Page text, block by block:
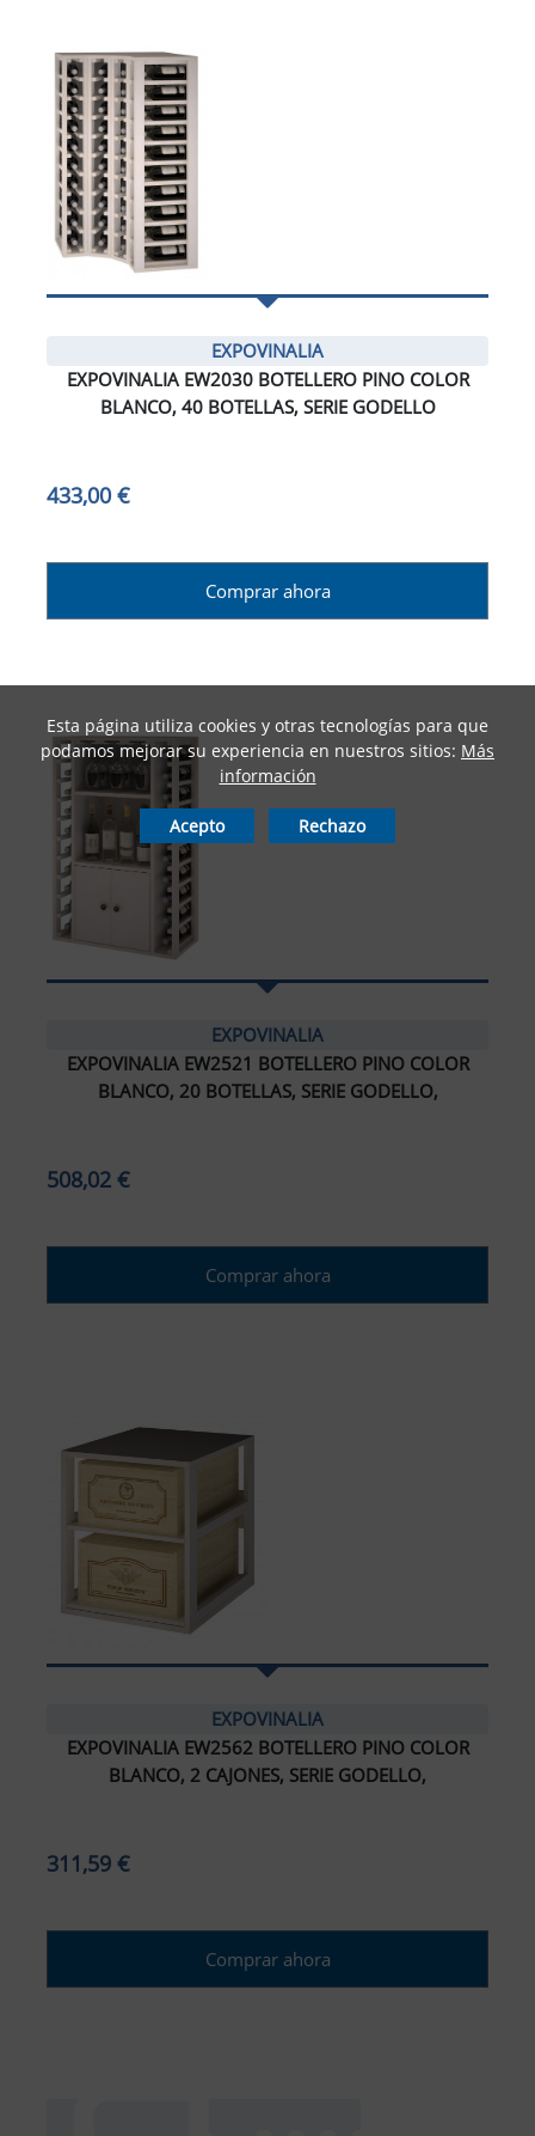
EXPOVINALIA
EXPOVINALIA EW2030 BOTELLERO PINO COLOR
BLANCO, 40 BOTELLAS, SERIE GODELLO
433,00 €
Comprar ahora
EXPOVINALIA
EXPOVINALIA EW2521 BOTELLERO PINO COLOR
BLANCO, 20 BOTELLAS, SERIE GODELLO,
508,02 €
Comprar ahora
EXPOVINALIA
EXPOVINALIA EW2562 BOTELLERO PINO COLOR
BLANCO, 2 CAJONES, SERIE GODELLO,
311,59 €
Comprar ahora
Esta página utiliza cookies y otras tecnologías para que
podamos mejorar su experiencia en nuestros sitios: Más
información
Acepto Rechazo